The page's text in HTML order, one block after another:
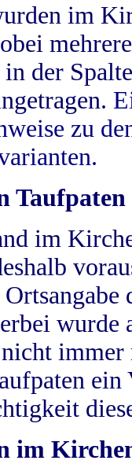
im
der
zu
Taufpaten
im
wurde
im